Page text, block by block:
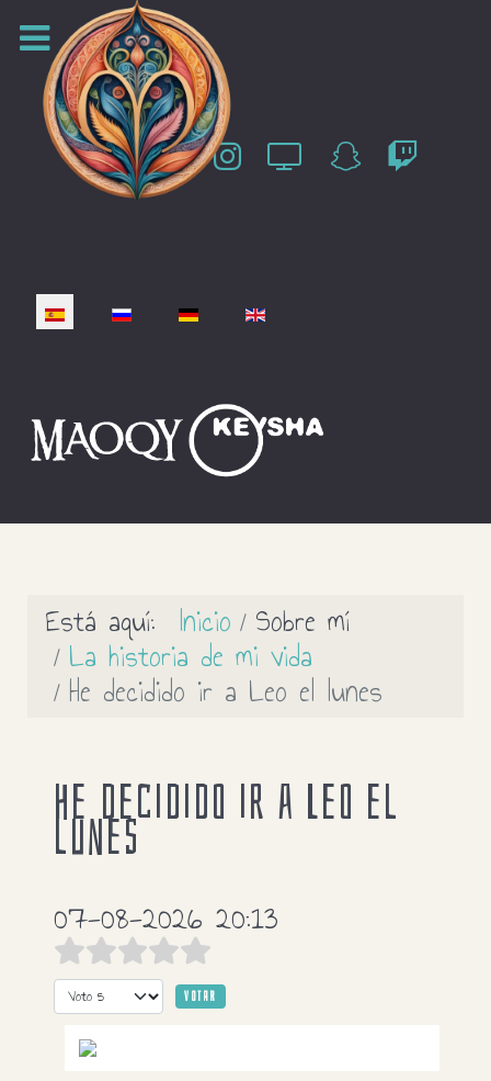
Seleccione su idioma
Está aquí: Inicio Sobre mí
La historia de mi vida
He decidido ir a Leo el lunes
He decidido ir a Leo el
lunes
07-08-2026 20:13
Por favor, vote